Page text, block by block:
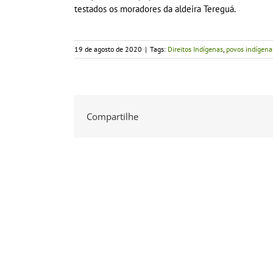
testados os moradores da aldeira Tereguá.
19 de agosto de 2020 | Tags: Direitos Indígenas, povos
Compartilhe